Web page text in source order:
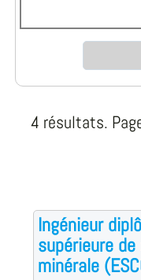
4 résultats.
Ingénieur
supérieure
minérale